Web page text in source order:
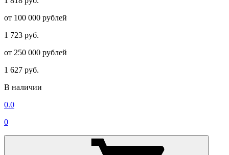
от 100 000 рублей
1 723 руб.
от 250 000 рублей
1 627 руб.
В наличии
0.0
0